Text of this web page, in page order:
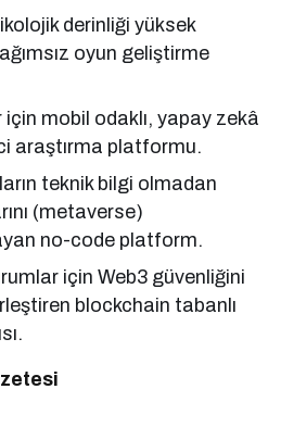
derinliği yüksek
oyun geliştirme
mobil odaklı, yapay zekâ
araştırma platformu.
teknik bilgi olmadan
(metaverse)
no-code platform.
için Web3 güvenliğini
blockchain tabanlı